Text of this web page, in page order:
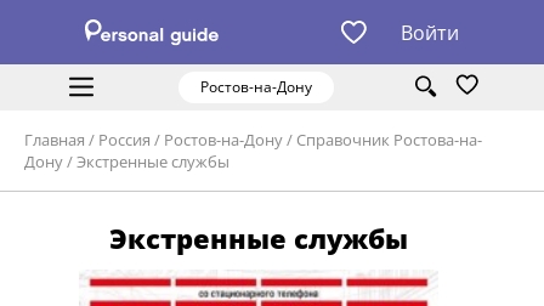
Войти
Ростов-на-Дону
Главная / Россия / Ростов-на-Дону/ Справочник Ростова-на-
Дону/Экстренные службы
Экстренные службы